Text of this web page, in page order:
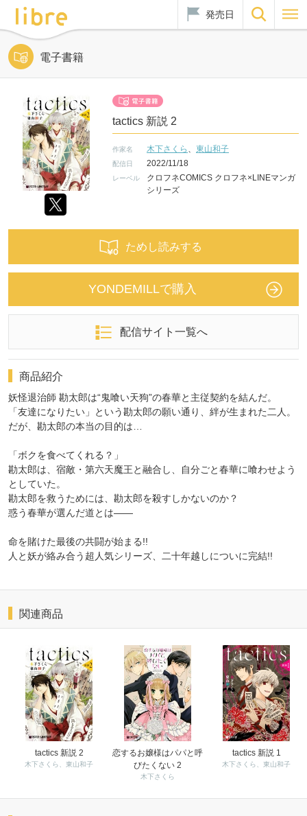
発売日
電子書籍
tactics 新説 2
作家名 木下さくら 、 東山和子
配信日 2022/11/18
レーベル
クロフネCOMICS クロフネ×LINEマンガ
シリーズ
ためし読みする
YONDEMILLで購入
配信サイト一覧へ
商品紹介
妖怪退治師 勘太郎は“鬼喰い天狗”の春華と主従契約を結んだ。
「友達になりたい」という勘太郎の願い通り、絆が生まれた二人。
だが、勘太郎の本当の目的は…
「ボクを食べてくれる？」
勘太郎は、宿敵・第六天魔王と融合し、自分ごと春華に喰わせよう
としていた。
勘太郎を救うためには、勘太郎を殺すしかないのか？
惑う春華が選んだ道とは――
命を賭けた最後の共闘が始まる!!
人と妖が絡み合う超人気シリーズ、二十年越しについに完結!!
関連商品
tactics 新説 2
木下さくら、東山和子
恋するお嬢様はパパと呼
びたくない 2
木下さくら
tactics 新説 1
木下さくら、東山和子